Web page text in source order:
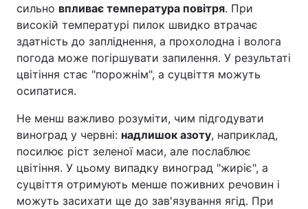
сильно впливає температура повітря. При
високій температурі пилок швидко втрачає
здатність до запліднення, а прохолодна і волога
погода може погіршувати запилення. У результаті
цвітіння стає "порожнім", а суцвіття можуть
осипатися.
Не менш важливо розуміти, чим підгодувати
виноград у червні: надлишок азоту, наприклад,
посилює ріст зеленої маси, але послаблює
цвітіння. У цьому випадку виноград "жиріє", а
суцвіття отримують менше поживних речовин і
можуть засихати ще до зав'язування ягід. При